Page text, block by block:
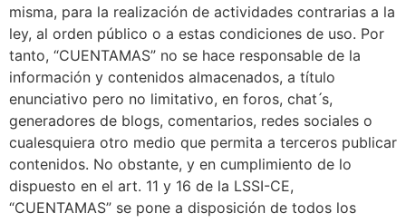
misma, para la realización de actividades contrarias a la
ley, al orden público o a estas condiciones de uso. Por
tanto, “CUENTAMAS” no se hace responsable de la
información y contenidos almacenados, a título
enunciativo pero no limitativo, en foros, chat ́s,
generadores de blogs, comentarios, redes sociales o
cualesquiera otro medio que permita a terceros publicar
contenidos. No obstante, y en cumplimiento de lo
dispuesto en el art. 11 y 16 de la LSSI-CE,
“CUENTAMAS” se pone a disposición de todos los